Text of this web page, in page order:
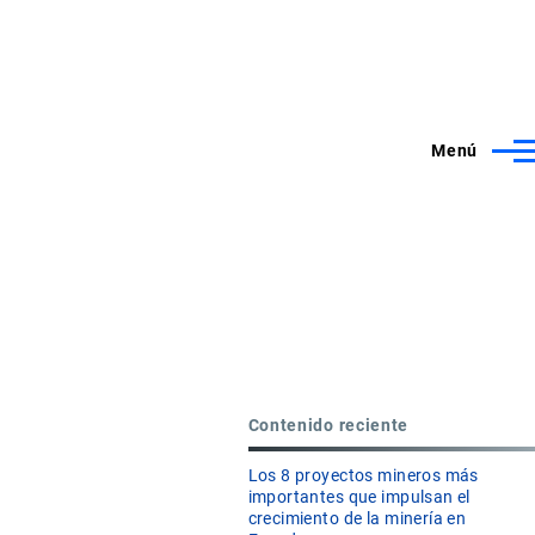
Menú
Contenido reciente
Los 8 proyectos mineros más
importantes que impulsan el
crecimiento de la minería en